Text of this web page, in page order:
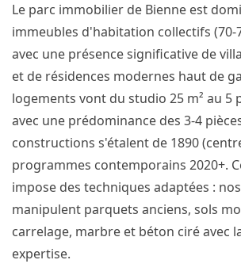
Le parc immobilier de Bienne est
immeubles d'habitation collectifs (70-
avec une présence significative de
et de résidences modernes haut de
logements vont du studio 25 m² au 5
avec une prédominance des 3-4
constructions s'étalent de 1890
programmes contemporains 2020+.
impose des techniques adaptées :
manipulent parquets anciens, sols
carrelage, marbre et béton ciré avec
expertise.